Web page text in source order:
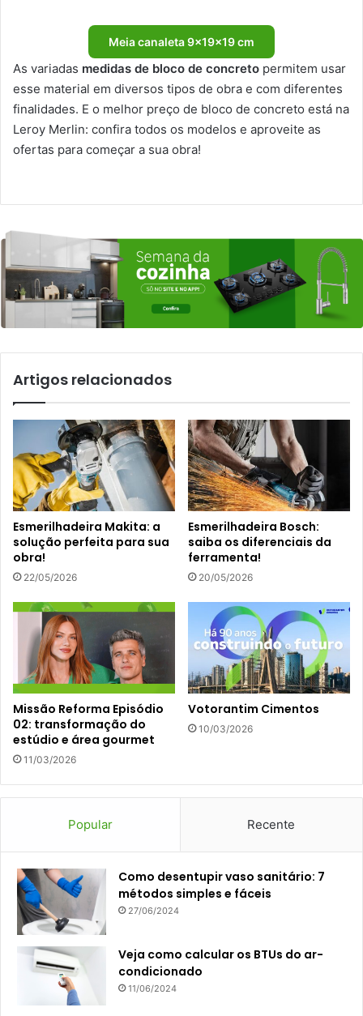
Meia canaleta 9x19x19 cm
As variadas medidas de bloco de concreto permitem usar
esse material em diversos tipos de obra e com diferentes
finalidades. E o melhor preço de bloco de concreto está na
Leroy Merlin: confira todos os modelos e aproveite as
ofertas para começar a sua obra!
Artigos relacionados
Esmerilhadeira Makita: a
solução perfeita para sua
obra!
22/05/2026
Esmerilhadeira Bosch:
saiba os diferenciais da
ferramenta!
20/05/2026
Missão Reforma Episódio
02: transformação do
estúdio e área gourmet
11/03/2026
Votorantim Cimentos
10/03/2026
Popular Recente
Como desentupir vaso sanitário: 7
métodos simples e fáceis
27/06/2024
Veja como calcular os BTUs do ar-
condicionado
11/06/2024